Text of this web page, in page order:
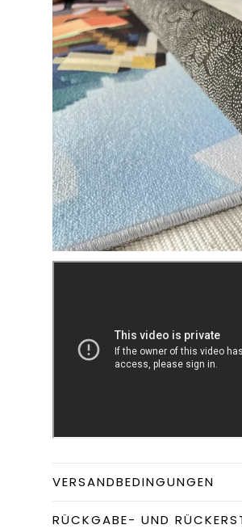
VERSANDBEDINGUNGEN
RÜCKGABE- UND